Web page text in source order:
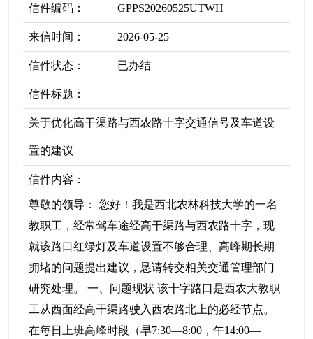
信件编码： GPPS20260525UTWH
来信时间： 2026-05-25
信件状态： 已办结
信件标题：
关于优化高干渠路与西农路十字交通信号及车道设
置的建议
信件内容：
尊敬的领导： 您好！我是西北农林科技大学的一名
教职工，经常驾车途经高干渠路与西农路十字，现
就该路口红绿灯及车道设置不够合理、高峰期长期
拥堵的问题提出建议，恳请转交相关交通管理部门
研究处理。 一、问题现状 该十字路口是西农大教职
工从西面经高干渠路驶入西农路北上的必经节点。
在每日上班高峰时段（早7:30—8:00，午14:00—